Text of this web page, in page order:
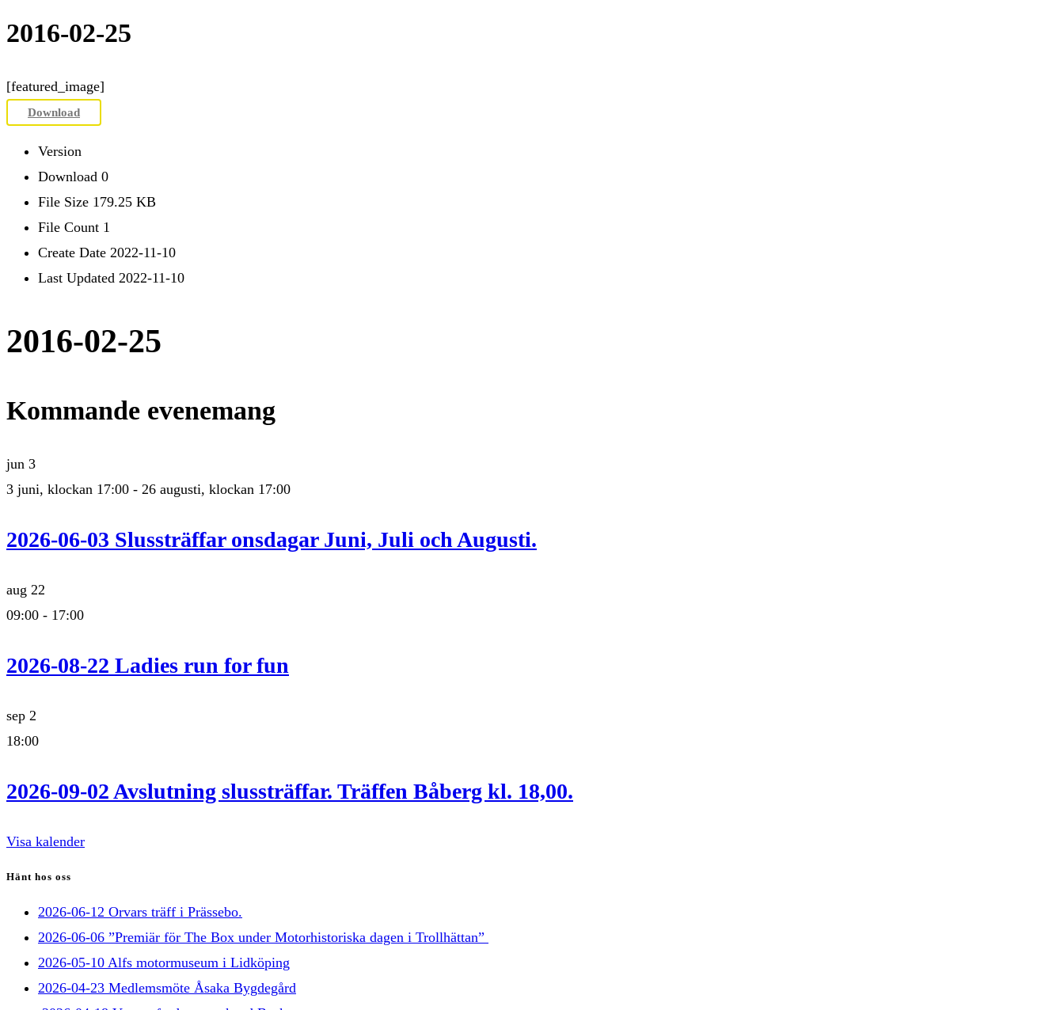
2016-02-25
[featured_image]
Download
Version
Download 0
File Size 179.25 KB
File Count 1
Create Date 2022-11-10
Last Updated 2022-11-10
2016-02-25
Kommande evenemang
jun 3
3 juni, klockan 17:00 - 26 augusti, klockan 17:00
2026-06-03 Slussträffar onsdagar Juni, Juli och Augusti.
aug 22
09:00 - 17:00
2026-08-22 Ladies run for fun
sep 2
18:00
2026-09-02 Avslutning slussträffar. Träffen Båberg kl. 18,00.
Visa kalender
Hänt hos oss
2026-06-12 Orvars träff i Prässebo.
2026-06-06 ”Premiär för The Box under Motorhistoriska dagen i Trollhättan”
2026-05-10 Alfs motormuseum i Lidköping
2026-04-23 Medlemsmöte Åsaka Bygdegård